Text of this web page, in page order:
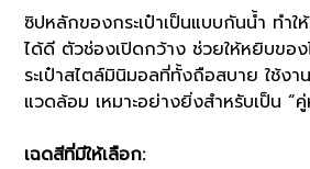
ซิปหลักของกระเป๋าเป็นแบบกันน้ำ ทำ
ได้ดี ตัวช่องเปิดกว้าง ช่วยให้หยิบขอ
ระเป๋าสไตล์มินิมอลที่ทั้งถือสบาย ใช้ง
แวดล้อม เหมาะอย่างยิ่งสำหรับเป็น “คู่
เฉดสีที่มีให้เลือก: